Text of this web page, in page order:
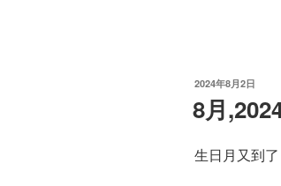
发
于
2024年8月2日
8月
生日月又到了